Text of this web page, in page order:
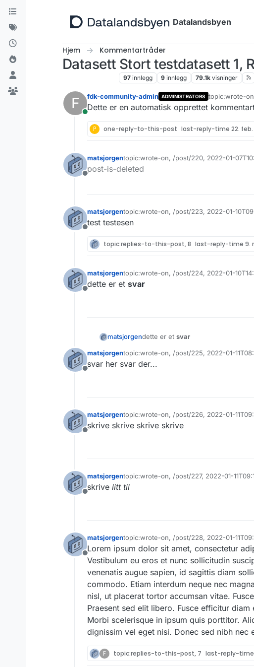
Hopp til innhold
Datalandsbyen
Hjem Kommentartråder
Datasett Stort testdatasett 1,
97 innlegg 9 innlegg 79.1k visninger
F
Tilkoblet
fdk-community-admin ADMINISTRATORS topic:wrote-
Sist endret av
Dette er en automatisk opprettet
P one-reply-to-this-post last-reply-time 22. feb.
Frakoblet
matsjorgentopic:wrote-on, /post/220, 2022-01-
Sist endret av
post-is-deleted
Frakoblet
matsjorgentopic:wrote-on, /post/223, 2022-01-
Sist endret av
test testesen
topic:replies-to-this-post, 8 last-reply-time 9.
Frakoblet
matsjorgentopic:wrote-on, /post/224, 2022-01-
Sist endret av
dette er et svar
matsjorgendette er et svar
Frakoblet
matsjorgentopic:wrote-on, /post/225, 2022-01-
Sist endret av matsjorgen3. okt. 2022,
svar her svar der...
Frakoblet
matsjorgentopic:wrote-on, /post/226, 2022-01-
Sist endret av matsjorgen3. okt. 2022,
skrive skrive skrive skrive
Frakoblet
matsjorgentopic:wrote-on, /post/227, 2022-01-
Sist endret av
skrive litt til
Frakoblet
matsjorgentopic:wrote-on, /post/228, 2022-01-
Sist endret av matsjorgen
Lorem ipsum dolor sit amet, consectetur
Vestibulum eu eros et nunc sollicitudin
venenatis augue sapien, id sagittis diam
commodo. Etiam interdum neque nec
nisl, ut placerat tortor accumsan vitae.
Praesent sed elit libero. Fusce efficitur
Morbi scelerisque in ipsum quis porttitor.
dignissim vel eget nisi. Donec sed nibh nec
F topic:replies-to-this-post, 7 last-reply-time